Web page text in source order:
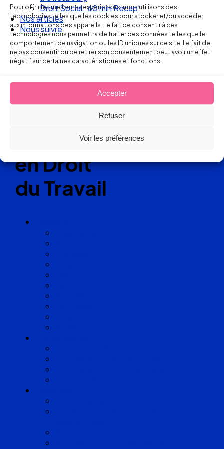
Pour offrir les meilleures expériences, nous utilisons des
technologies telles que les cookies pour stocker et/ou accéder
aux informations des appareils. Le fait de consentir à ces
technologies nous permettra de traiter des données telles que le
comportement de navigation ou les ID uniques sur ce site. Le fait de
ne pas consentir ou de retirer son consentement peut avoir un effet
négatif sur certaines caractéristiques et fonctions.
Accepter
Refuser
Voir les préférences
Droit Social : 60 min Recap’
Nos articles
Nous suivre
Ellipse Avocats
Réseau
de cabinets
d’avocats
experts
en Droit
du Travail